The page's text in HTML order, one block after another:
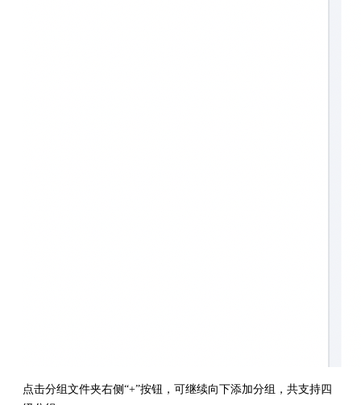
点击分组文件夹右侧“+”按钮，可继续向下添加分组，共支持四